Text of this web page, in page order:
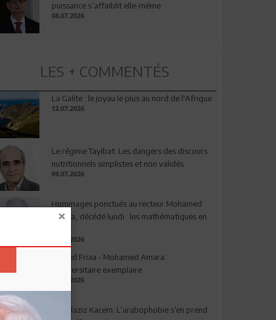
puissance s’affaiblit elle-même
08.07.2026
LES + COMMENTÉS
La Galite : le joyau le plus au nord de l'Afrique
12.07.2026
Le régime Tayibat: Les dangers des discours
nutritionnels simplistes et non validés
09.07.2026
Hommages ponctués au recteur Mohamed
Amara, décédé lundi : les mathématiques en
03.08.2026
Ahmed Friaa - Mohamed Amara:
l’Universitaire exemplaire
04.08.2026
Abdelaziz Kacem: L’arabophobie s’en prend